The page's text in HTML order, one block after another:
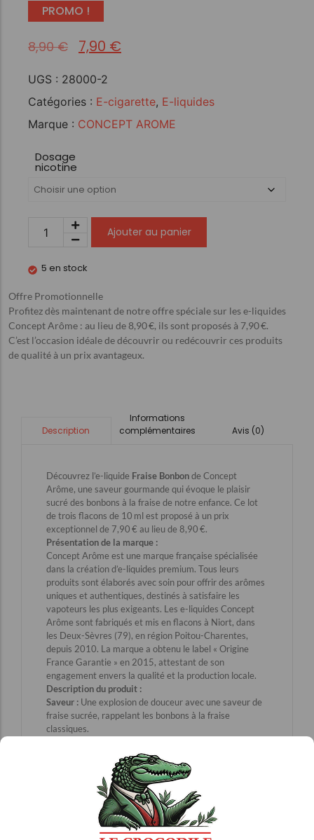
PROMO !
8,90€ 7,90 €
UGS : 28000-2
Catégories : E-cigarette, E-liquides
Marque : CONCEPT AROME
Dosage
nicotine
Ajouter au panier
5 en stock
Offre Promotionnelle
Profitez dès maintenant de notre offre spéciale sur les e-liquides
Concept Arôme : au lieu de 8,90 €, ils sont proposés à 7,90 €.
C’est l’occasion idéale de découvrir ou redécouvrir ces produits
de qualité à un prix avantageux.
Description
Informations
complémentaires
Avis (0)
Découvrez l’e-liquide Fraise Bonbonde Concept
Arôme, une saveur gourmande qui évoque le plaisir
sucré des bonbons à la fraise de notre enfance. Ce lot
de trois flacons de 10 ml est proposé à un prix
exceptionnel de 7,90 € au lieu de 8,90 €.​
Présentation de la marque :
Concept Arôme est une marque française spécialisée
dans la création d’e-liquides premium. Tous leurs
produits sont élaborés avec soin pour offrir des arômes
uniques et authentiques, destinés à satisfaire les
vapoteurs les plus exigeants. Les e-liquides Concept
Arôme sont fabriqués et mis en flacons à Niort, dans
les Deux-Sèvres (79), en région Poitou-Charentes,
depuis 2010. La marque a obtenu le label « Origine
France Garantie » en 2015, attestant de son
engagement envers la qualité et la production locale. ​
Description du produit :
Saveur : Une explosion de douceur avec une saveur de
fraise sucrée, rappelant les bonbons à la fraise
classiques.​
80% Mono Propylène Glycol Végétal (MPGV) : Assure
une excellente restitution des saveurs et un hit en
gorge prononcé.​
20% Glycérine Végétale (GV) : Garantit une production
de vapeur dense et onctueuse.​
Nicotine Végétale :Disponible en plusieurs dosages
pour s’adapter à vos besoins.​